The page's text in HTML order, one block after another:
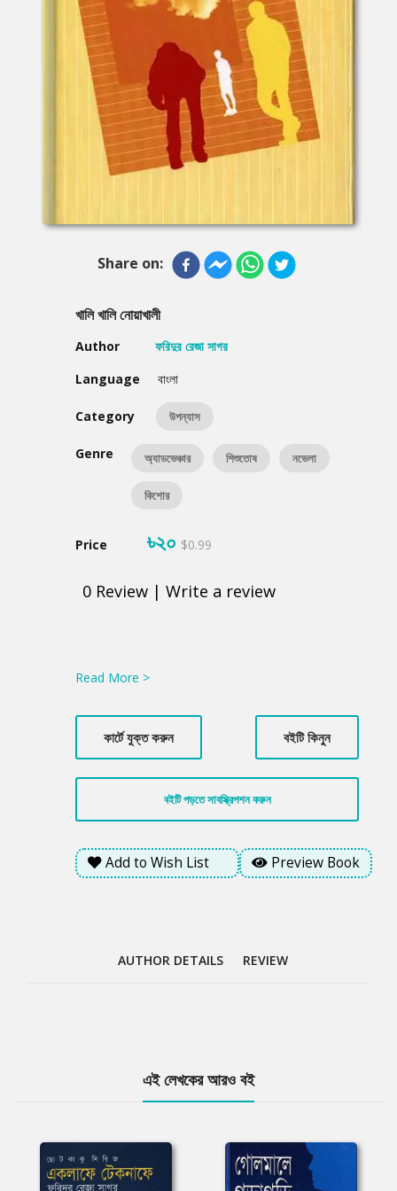
Share on:
খালি খালি নোয়াখালী
Author
ফরিদুর রেজা সাগর
Language
বাংলা
Category উপন্যাস
Genre অ্যাডভেঞ্চার শিশুতোষ নভেলা
কিশোর
Price ৳২০ $0.99
0 Review | Write a review
Read More >
কার্টে যুক্ত করুন বইটি কিনুন
বইটি পড়তে সাবস্ক্রিপশন করুন
Add to Wish List Preview Book
AUTHOR DETAILS REVIEW
এই লেখকের আরও বই